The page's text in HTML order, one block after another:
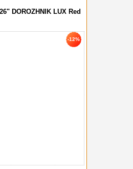
DOROZHNIK LUX Red
-12%